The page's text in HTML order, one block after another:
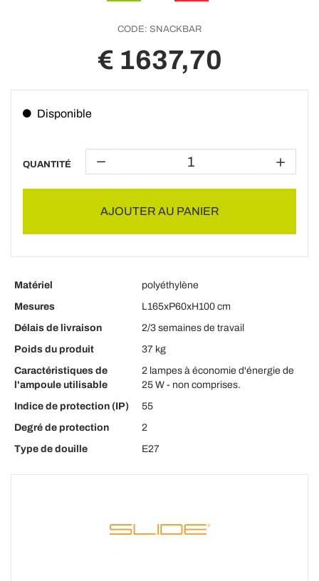
CODE: SNACKBAR
€ 1637,70
Disponible
QUANTITÉ
AJOUTER AU PANIER
Matériel
polyéthylène
Mesures
L165xP60xH100 cm
Délais de livraison
2/3 semaines de travail
Poids du produit
37 kg
Caractéristiques de
l'ampoule utilisable
2 lampes à économie d'énergie de
25 W - non comprises.
Indice de protection (IP)
55
Degré de protection
2
Type de douille
E27